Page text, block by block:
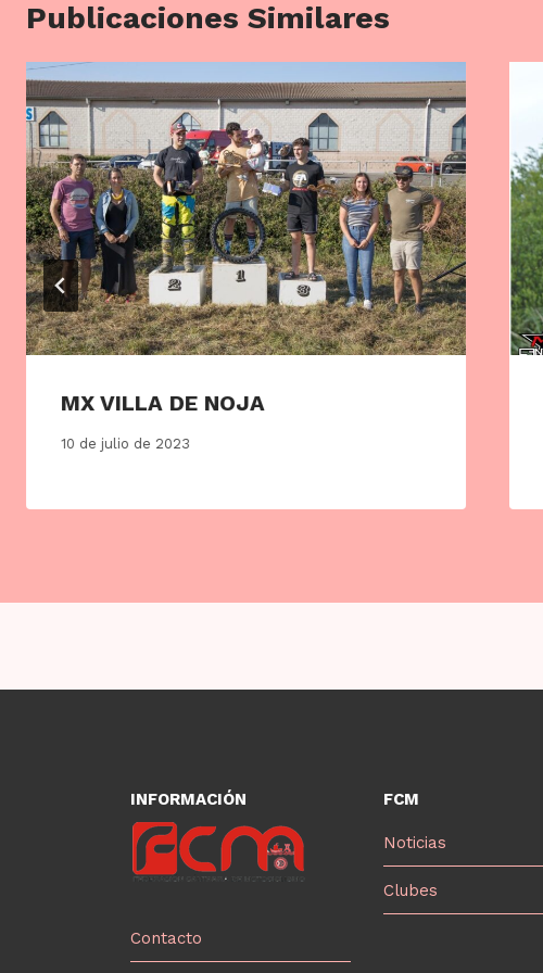
Publicaciones Similares
MX VILLA DE NOJA
10 de julio de 2023
INFORMACIÓN
Contacto
FCM
Noticias
Clubes